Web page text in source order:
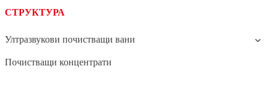
СТРУКТУРА
Ултразвукови почистващи вани
Почистващи концентрати